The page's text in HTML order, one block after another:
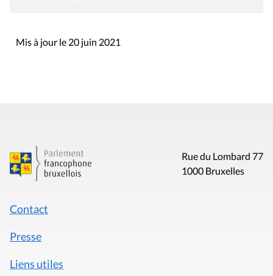
Mis à jour le 20 juin 2021
Rue du Lombard 77
1000 Bruxelles
Contact
Presse
Liens utiles